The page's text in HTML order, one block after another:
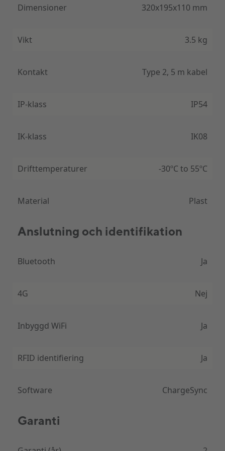
Dimensioner 320x195x110 mm
Vikt 3.5 kg
Kontakt Type 2, 5 m kabel
IP-klass IP54
IK-klass IK08
Drifttemperaturer -30ºC to 55ºC
Material Plast
Anslutning och identifikation
Bluetooth Ja
4G Nej
Inbyggd WiFi Ja
RFID identifiering Ja
Software ChargeSync
Garanti